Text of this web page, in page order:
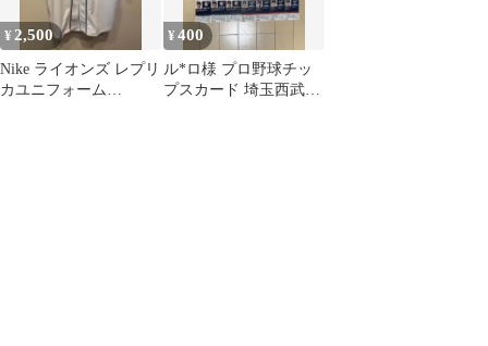
¥ 2,500
Nike ライオンズ レプリ
カユニフォーム
¥400
ル*ロ様 プロ野球チッ
プスカード 埼玉西武ラ